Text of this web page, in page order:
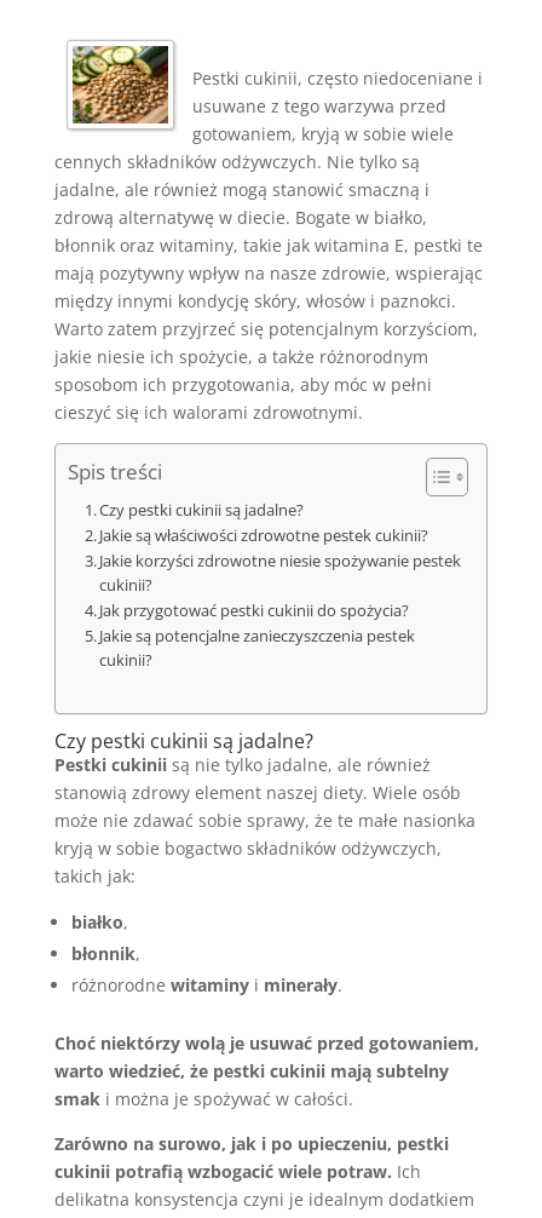
Pestki cukinii, często niedoceniane i
usuwane z tego warzywa przed
gotowaniem, kryją w sobie wiele
cennych składników odżywczych. Nie tylko są
jadalne, ale również mogą stanowić smaczną i
zdrową alternatywę w diecie. Bogate w białko,
błonnik oraz witaminy, takie jak witamina E, pestki te
mają pozytywny wpływ na nasze zdrowie, wspierając
między innymi kondycję skóry, włosów i paznokci.
Warto zatem przyjrzeć się potencjalnym korzyściom,
jakie niesie ich spożycie, a także różnorodnym
sposobom ich przygotowania, aby móc w pełni
cieszyć się ich walorami zdrowotnymi.
Spis treści
Czy pestki cukinii są jadalne?
Jakie są właściwości zdrowotne pestek cukinii?
Jakie korzyści zdrowotne niesie spożywanie pestek
cukinii?
Jak przygotować pestki cukinii do spożycia?
Jakie są potencjalne zanieczyszczenia pestek
cukinii?
Czy pestki cukinii są jadalne?
Pestki cukiniisą nie tylko jadalne, ale również
stanowią zdrowy element naszej diety. Wiele osób
może nie zdawać sobie sprawy, że te małe nasionka
kryją w sobie bogactwo składników odżywczych,
takich jak:
białko,
błonnik,
różnorodne witaminyi minerały.
Choć niektórzy wolą je usuwać przed gotowaniem,
warto wiedzieć, że pestki cukinii mają subtelny
smaki można je spożywać w całości.
Zarówno na surowo, jak i po upieczeniu, pestki
cukinii potrafią wzbogacić wiele potraw. Ich
delikatna konsystencja czyni je idealnym dodatkiem